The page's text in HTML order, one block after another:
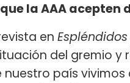
la AAA
en
del gremio y
nuestro país